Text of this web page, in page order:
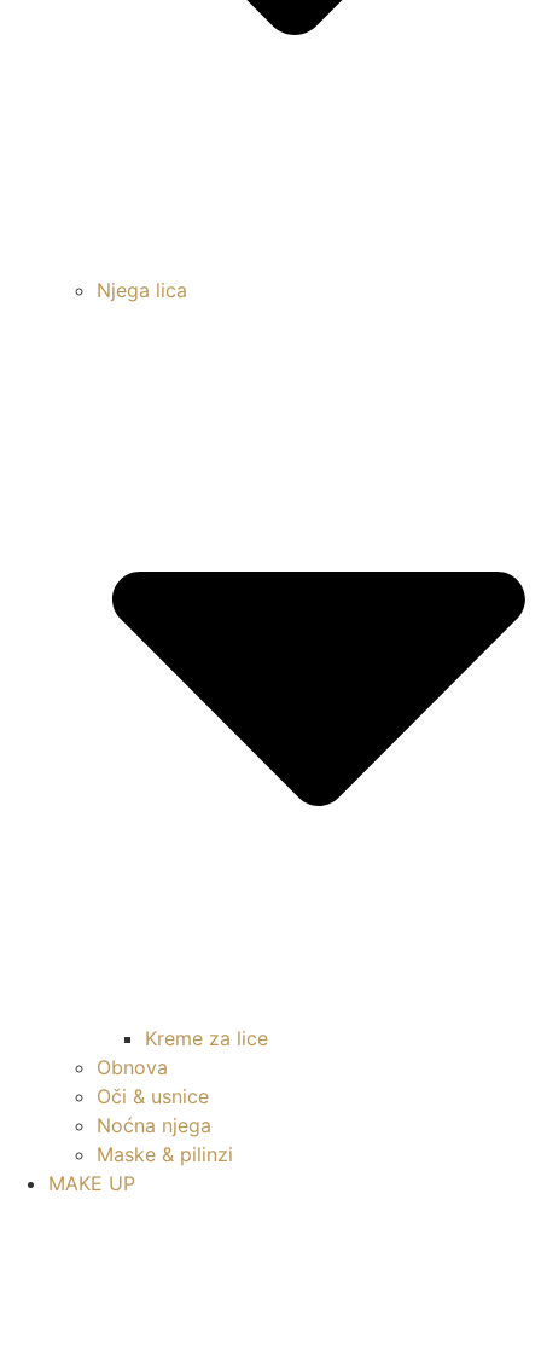
Njega lica
Kreme za lice
Obnova
Oči & usnice
Noćna njega
Maske & pilinzi
MAKE UP